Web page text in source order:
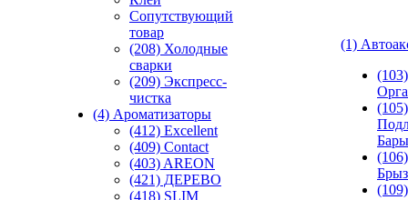
Сопутствующий
товар
(208) Холодные
сварки
(209) Экспреcс-
чистка
(4) Ароматизаторы
(412) Excellent
(409) Contact
(403) AREON
(421) ДЕРЕВО
(418) SLIM
(1)
(105)
Бары
(106)